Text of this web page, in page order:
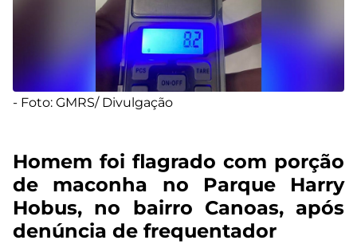
- Foto: GMRS/ Divulgação
Homem foi flagrado com porção
de maconha no Parque Harry
Hobus, no bairro Canoas, após
denúncia de frequentador